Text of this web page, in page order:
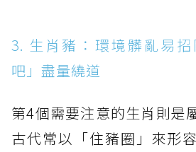
3. 生肖豬：環境髒亂易
吧」盡量繞道
第4個需要注意的生肖則是
古代常以「住豬圈」來形